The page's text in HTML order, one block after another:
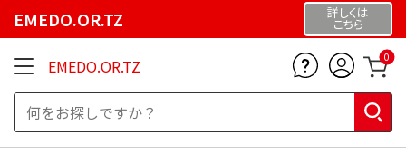
EMEDO.OR.TZ 詳しくは
こちら
EMEDO.OR.TZ 0